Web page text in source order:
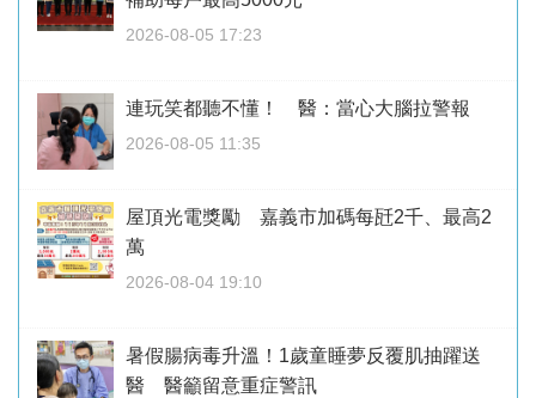
2026-08-05 17:23
連玩笑都聽不懂！ 醫：當心大腦拉警報
2026-08-05 11:35
屋頂光電獎勵 嘉義市加碼每瓩2千、最高2
萬
2026-08-04 19:10
暑假腸病毒升溫！1歲童睡夢反覆肌抽躍送
醫 醫籲留意重症警訊